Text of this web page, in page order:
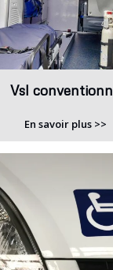
Vsl
En savoir plus >>